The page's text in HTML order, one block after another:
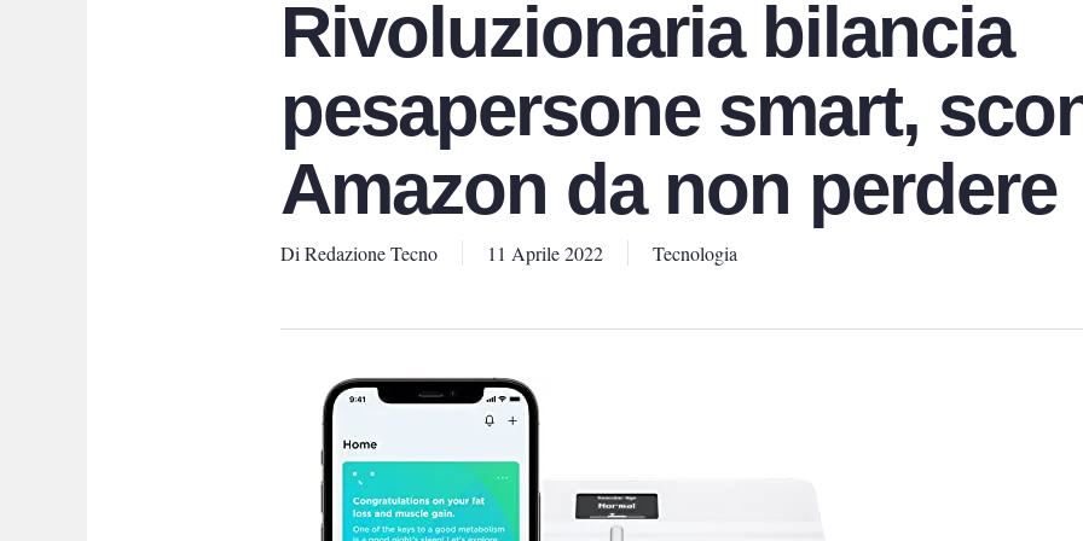
Rivoluzionaria bilancia
pesapersone smart,
Amazon da non perdere
Di Redazione Tecno 11 Aprile 2022 Tecnologia